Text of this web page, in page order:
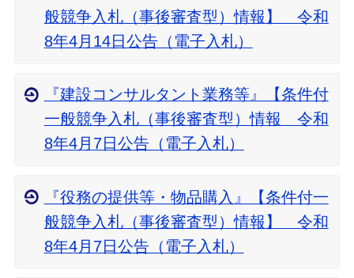
般競争入札（事後審査型）情報】 令和
8年4月14日公告（電子入札）
『建設コンサルタント業務等』【条件付
一般競争入札（事後審査型）情報 令和
8年4月7日公告（電子入札）
『役務の提供等・物品購入』【条件付一
般競争入札（事後審査型）情報】 令和
8年4月7日公告（電子入札）